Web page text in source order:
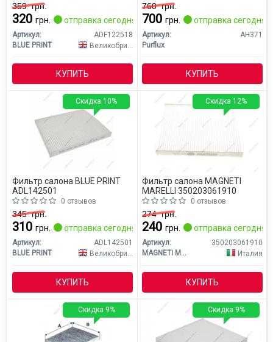
359грн.
320 грн. отправка сегодня
Артикул:
ADF122518
BLUE PRINT
Великобритания
КУПИТЬ
760грн.
700 грн. отправка сегодня
Артикул:
AH371
Purflux
КУПИТЬ
Фильтр салона BLUE PRINT
ADL142501
0 отзывов
345грн.
310 грн. отправка сегодня
Артикул:
ADL142501
BLUE PRINT
Великобритания
КУПИТЬ
Скидка 10%
Фильтр салона MAGNETI
MARELLI 350203061910
0 отзывов
274грн.
240 грн. отправка сегодня
Артикул:
350203061910
MAGNETI MARELLI
Италия
КУПИТЬ
Скидка 12%
Скидка 9% Скидка 9%